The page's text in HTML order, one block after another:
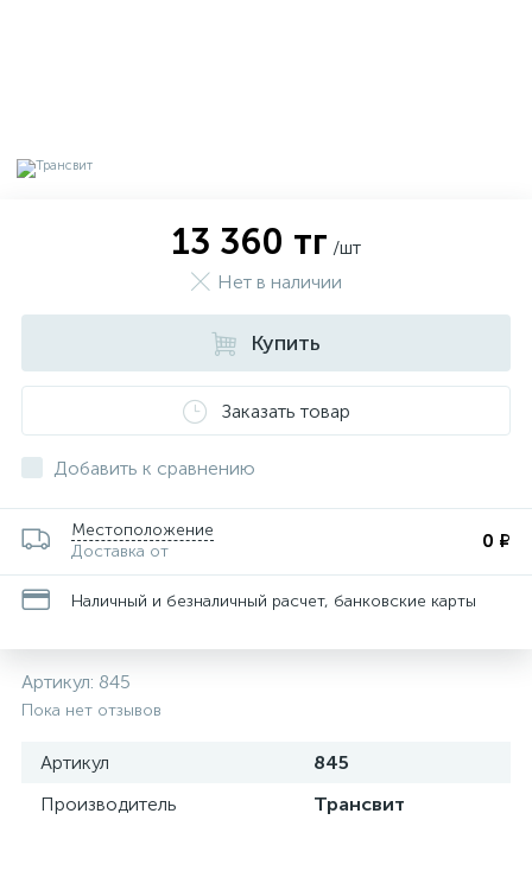
13 360 тг /шт
Нет в наличии
Купить
Заказать товар
Добавить к сравнению
Местоположение
Доставка от
0 ₽
Наличный и безналичный расчет, банковские карты
Артикул: 845
Пока нет отзывов
Артикул
845
Производитель
Трансвит